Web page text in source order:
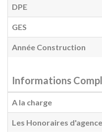
DPE
GES
Année Construction
Informations
A la charge
Les Honoraires